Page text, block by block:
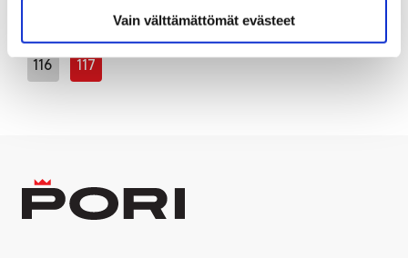
Vain välttämättömät evästeet
… 111 112 113 114
116 117